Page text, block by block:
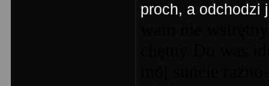
proch, a odchodzi